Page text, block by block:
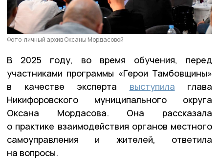
Фото: личный архив Оксаны Мордасовой
В 2025 году, во время обучения, перед
участниками программы «Герои Тамбовщины»
в качестве эксперта выступила глава
Никифоровского муниципального округа
Оксана Мордасова. Она рассказала
о практике взаимодействия органов местного
самоуправления и жителей, ответила
на вопросы.